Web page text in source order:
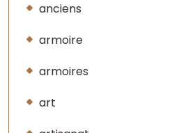
anciens
armoire
armoires
art